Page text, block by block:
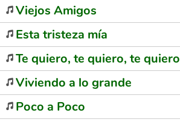
Viejos Amigos
Esta tristeza mía
Te quiero, te quiero, te quiero
Viviendo a lo grande
Poco a Poco